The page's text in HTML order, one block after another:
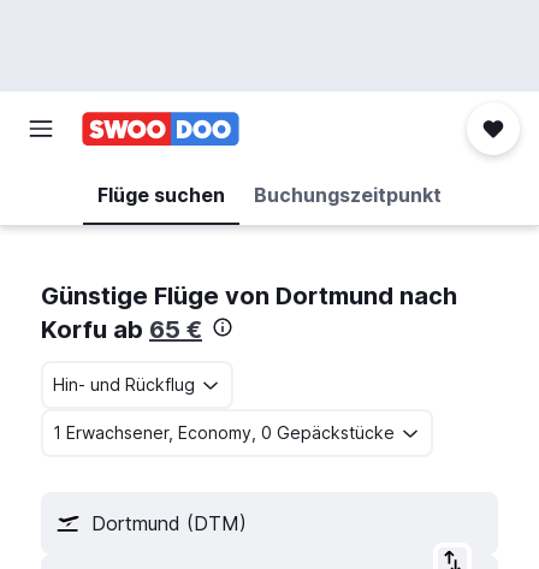
Flüge suchen Buchungszeitpunkt
Günstige Flüge von Dortmund nach
Korfu ab 65 €
Hin- und Rückflug
1 Erwachsener, Economy, 0 Gepäckstücke
Dortmund (DTM)